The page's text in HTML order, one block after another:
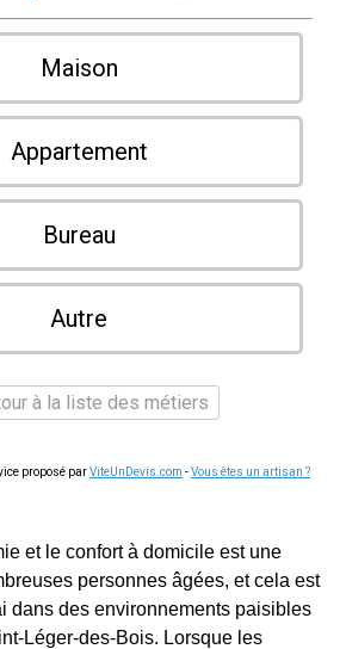
Maison
Appartement
Bureau
Autre
à la liste des métiers
proposé parViteUnDevis.com -Vous êtes un artisan ?
et le confort à domicile est une
personnes âgées, et cela est
dans des environnements paisibles
Léger-des-Bois. Lorsque les